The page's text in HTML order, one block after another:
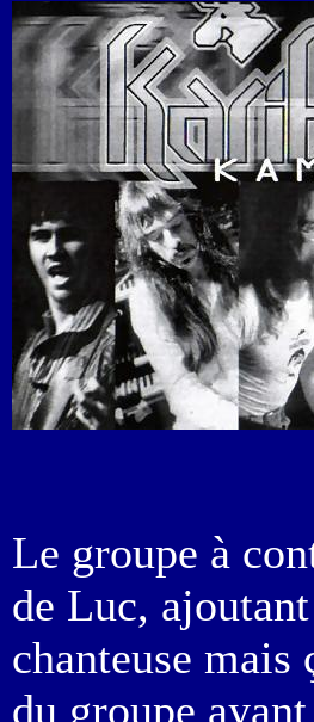
Le groupe à
de Luc,
chanteuse
du groupe